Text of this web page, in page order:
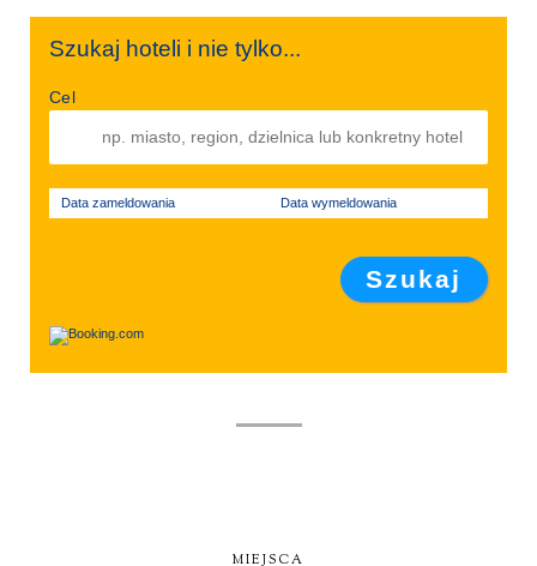
Szukaj hoteli i nie tylko...
Cel
Data zameldowania Data wymeldowania
MIEJSCA